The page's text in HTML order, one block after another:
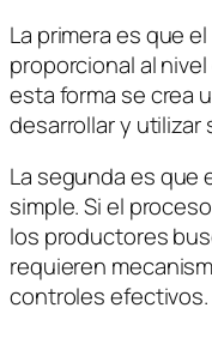
La primera es que
proporcional al
esta forma se crea
desarrollar y
La segunda es que
simple. Si el
los productores
requieren
controles efectivos.